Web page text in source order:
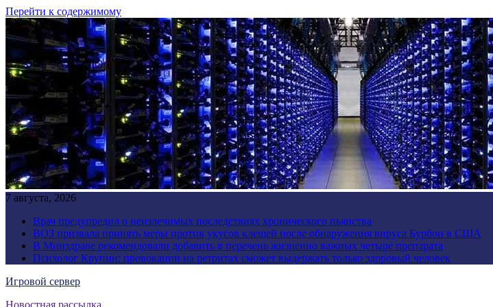
Перейти к содержимому
7 августа, 2026
Врач предупредил о неизлечимых последствиях хронического пьянства
ВОЗ призвала принять меры против укусов клещей после обнаружения вируса Бурбон в США
В Минздраве рекомендовали добавить в перечень жизненно важных четыре препарата
Психолог Крупин: провокации на ретритах сможет выдержать только здоровый человек
Игровой сервер
Новостная рассылка